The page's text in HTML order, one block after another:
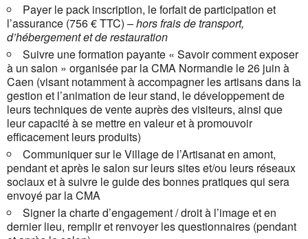
Payer le pack inscription, le forfait de participation et
l’assurance (756 € TTC) –hors frais de transport,
d’hébergement et de restauration
Suivre une formation payante « Savoir comment exposer
à un salon » organisée par la CMA Normandie le 26 juin à
Caen (visant notamment à accompagner les artisans dans la
gestion et l’animation de leur stand, le développement de
leurs techniques de vente auprès des visiteurs, ainsi que
leur capacité à se mettre en valeur et à promouvoir
efficacement leurs produits)
Communiquer sur le Village de l’Artisanat en amont,
pendant et après le salon sur leurs sites et/ou leurs réseaux
sociaux et à suivre le guide des bonnes pratiques qui sera
envoyé par la CMA
Signer la charte d’engagement / droit à l’image et en
dernier lieu, remplir et renvoyer les questionnaires (pendant